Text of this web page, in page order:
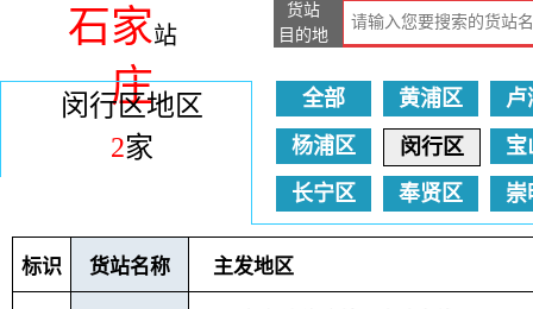
石家
庄
站
货站
目的地
闵行区地区
2家
全部 黄浦区
卢
杨浦区
闵行区
宝
长宁区
奉贤区 崇
标识 货站名称 主发地区